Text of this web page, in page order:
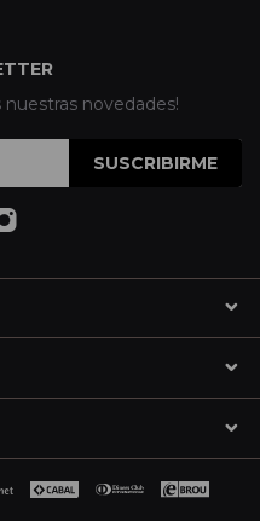
nuestras novedades!
SUSCRIBIRME